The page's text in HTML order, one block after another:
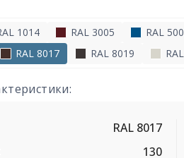
1014 RAL 3005 RAL
RAL 8017 RAL 8019
RAL 8017
130